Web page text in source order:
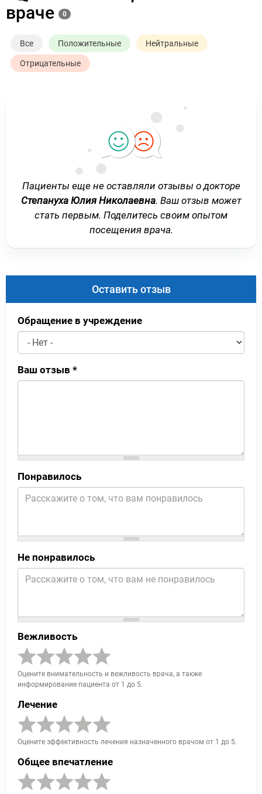
враче
0
Все Положительные Нейтральные
Отрицательные
Пациенты еще не оставляли отзывы о докторе
Степануха Юлия Николаевна. Ваш отзыв может
стать первым. Поделитесь своим опытом
посещения врача.
Оставить отзыв
Обращение в учреждение
Ваш отзыв *
Понравилось
Не понравилось
Вежливость
Оцените внимательность и вежливость врача, а также
информирование пациента от 1 до 5.
Лечение
Оцените эффективность лечения назначенного врачом от 1 до 5.
Общее впечатление